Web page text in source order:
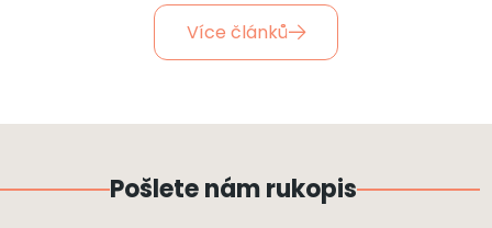
Více článků
Pošletenám rukopis